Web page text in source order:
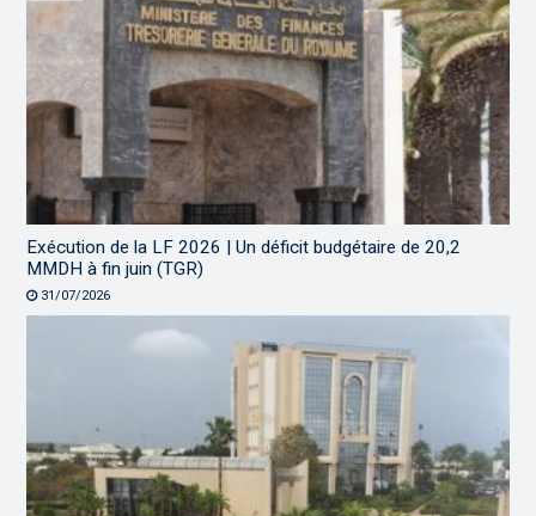
Exécution de la LF 2026 | Un déficit budgétaire de 20,2
MMDH à fin juin (TGR)
31/07/2026